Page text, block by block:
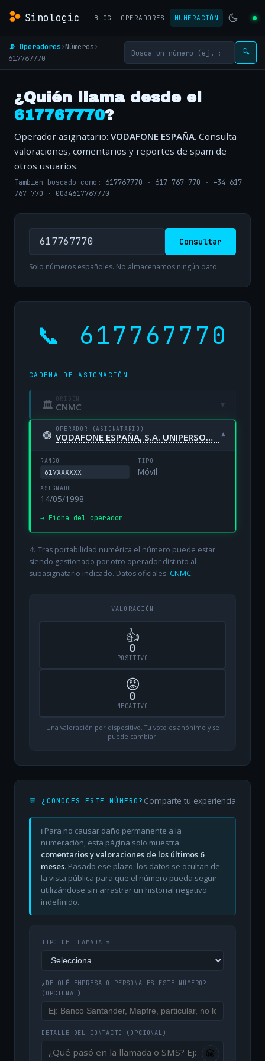
Sinologic BLOG OPERADORES NUMERACIÓN
📡 Operadores›Números›
617767770
🔍
¿Quién llama desde el
617767770?
Operador asignatario: VODAFONE ESPAÑA. Consulta
valoraciones, comentarios y reportes de spam de
otros usuarios.
También buscado como: 617767770 · 617 767 770 · +34 617
767 770 · 0034617767770
Consultar
Solo números españoles. No almacenamos ningún dato.
📞 617767770
CADENA DE ASIGNACIÓN
🏛 ORIGEN
CNMC ▾
🟢 OPERADOR (ASIGNATARIO)
VODAFONE ESPAÑA, S.A. UNIPERSONAL ▾
RANGO
617XXXXXX
TIPO
Móvil
ASIGNADO
14/05/1998
→ Ficha del operador
⚠️ Tras portabilidad numérica el número puede estar
siendo gestionado por otro operador distinto al
subasignatario indicado. Datos oficiales: CNMC.
VALORACIÓN
👍
0
POSITIVO
😡
0
NEGATIVO
Una valoración por dispositivo. Tu voto es anónimo y se
puede cambiar.
💬 ¿CONOCES ESTE NÚMERO? Comparte tu experiencia
ℹ️ Para no causar daño permanente a la
numeración, esta página solo muestra
comentarios y valoraciones de los últimos 6
meses. Pasado ese plazo, los datos se ocultan de
la vista pública para que el número pueda seguir
utilizándose sin arrastrar un historial negativo
indefinido.
TIPO DE LLAMADA *
¿DE QUÉ EMPRESA O PERSONA ES ESTE NÚMERO?
(OPCIONAL)
DETALLE DEL CONTACTO (OPCIONAL)
😀